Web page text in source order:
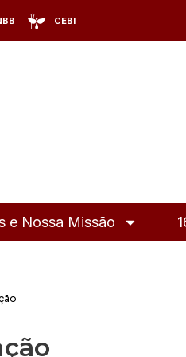
CEBI
e Nossa Missão